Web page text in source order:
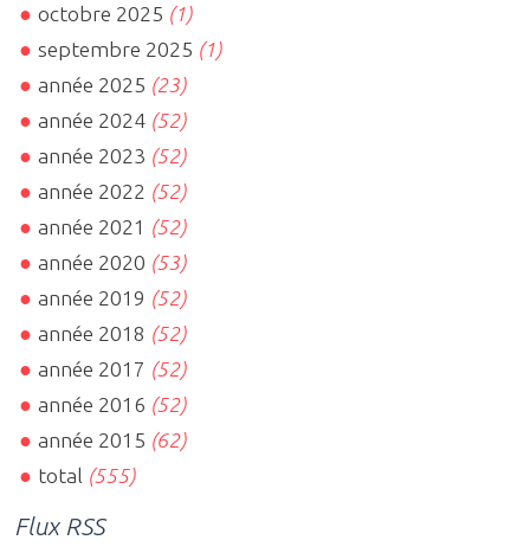
octobre 2025 (1)
septembre 2025 (1)
année 2025 (23)
année 2024 (52)
année 2023 (52)
année 2022 (52)
année 2021 (52)
année 2020 (53)
année 2019 (52)
année 2018 (52)
année 2017 (52)
année 2016 (52)
année 2015 (62)
total (555)
Flux RSS